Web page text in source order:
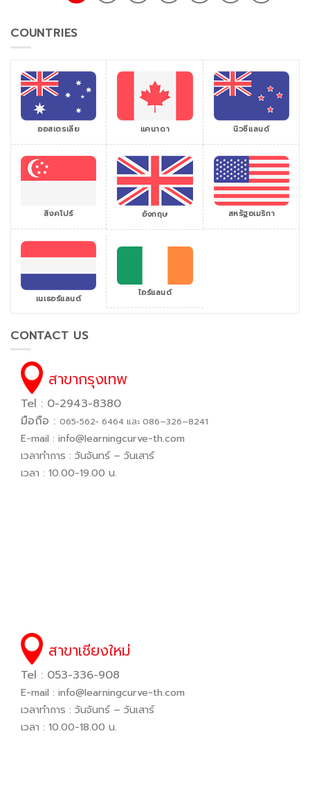
COUNTRIES
ออสเตรเลีย แคนาดา นิวซีแลนด์
สิงคโปร์ อังกฤษ สหรัฐอเมริกา
เนเธอร์แลนด์ ไอร์แลนด์
CONTACT US
สาขากรุงเทพ
Tel : 0-2943-8380
มือถือ : 065−562− 6464 และ 086–326–8241
E-mail : info@learningcurve-th.com
เวลาทำการ : วันจันทร์ – วันเสาร์
เวลา : 10.00-19.00 น.
สาขาเชียงใหม่
Tel : 053-336-908
E-mail : info@learningcurve-th.com
เวลาทำการ : วันจันทร์ – วันเสาร์
เวลา : 10.00-18.00 น.